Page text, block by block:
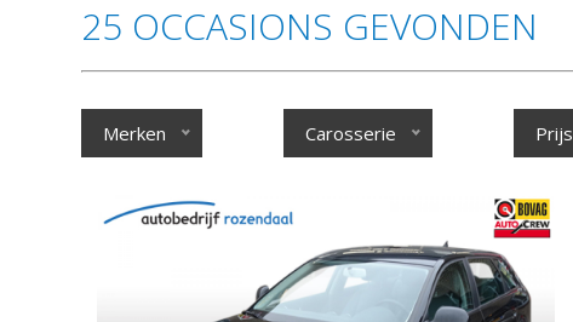
25 OCCASIONS GEVONDEN
Merken Carosserie Prijs